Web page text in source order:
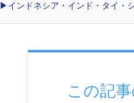
▶︎インドネシア・インド・タイ・
この記